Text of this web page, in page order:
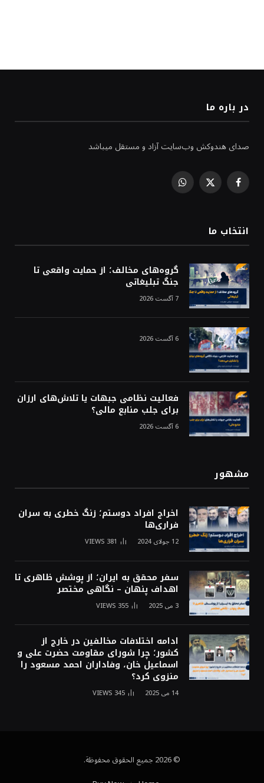
در باره ما
صدای هندوکش وب‌سایت آزاد و مستقل میباشد
Facebook
X
WhatsApp
انتخاب ما
گروه‌های مخالف؛ از حمایت واقعی تا
جنگ تبلیغاتی
7 آگست 2026
6 آگست 2026
فعالیت نظامی جبهات یا تلاش‌های ارزان
برای جلب منابع مالی؟
6 آگست 2026
مشهور
اخراج افراد دوستم؛ زنگ خطری به سران
فراری‌ها
12 جولای 2024 381
VIEWS
سفر محقق به ایران؛ از پوشش ظاهری تا
اهداف پنهان – نگاهی مختصر
3 می 2025 355
VIEWS
ادامه اختلافات مخالفین در خارج از
کشور؛ چرا شورای مقاومت حضرت علی و
اسماعیل خان، وفاداران احمد مسعود را
منزوی کرد؟
14 می 2025 345
VIEWS
© 2026 جميع الحقوق محفوظة.